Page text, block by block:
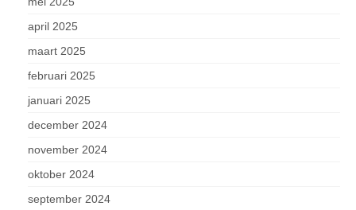
april 2025
maart 2025
februari 2025
januari 2025
december 2024
november 2024
oktober 2024
september 2024